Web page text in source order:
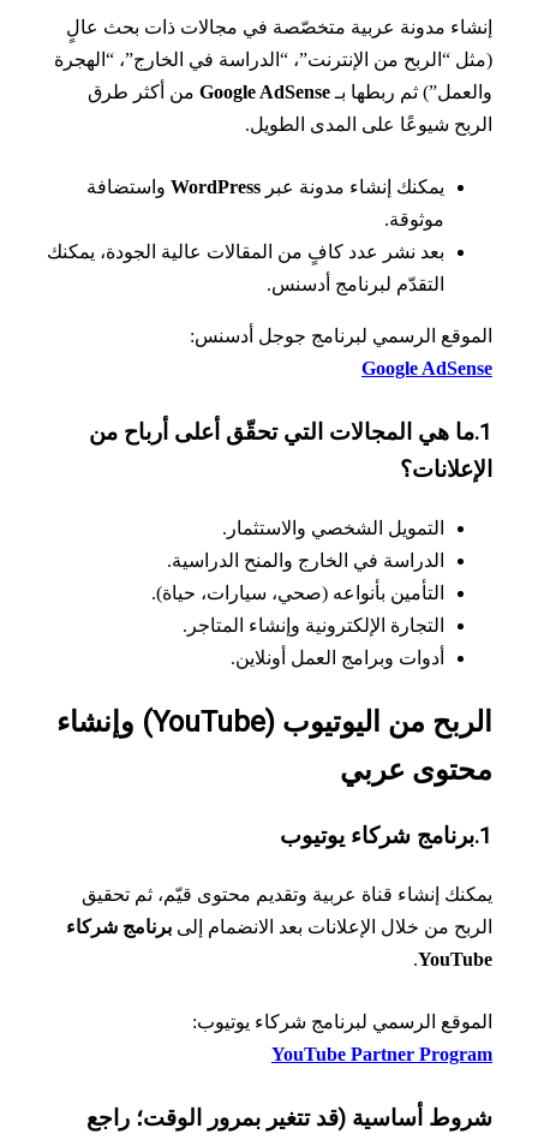
مدونة عربية متخصّصة في مجالات ذات بحث عالٍ
“الربح من الإنترنت”، “الدراسة في الخارج”، “الهجرة
ثم ربطها بـ Google AdSenseمن أكثر طرق
شيوعًا على المدى الطويل.
يمكنك إنشاء مدونة عبرWordPressواستضافة
بعد نشر عدد كافٍ من المقالات عالية الجودة، يمكنك
التقدّم لبرنامج أدسنس.
الرسمي لبرنامج جوجل أدسنس:
Google
هي المجالات التي تحقّق أعلى أرباح من
التمويل الشخصي والاستثمار.
الدراسة في الخارج والمنح الدراسية.
التأمين بأنواعه (صحي، سيارات، حياة).
التجارة الإلكترونية وإنشاء المتاجر.
أدوات وبرامج العمل أونلاين.
الربح من اليوتيوب (YouTube) وإنشاء
عربي
إنشاء قناة عربية وتقديم محتوى قيّم، ثم تحقيق
من خلال الإعلانات بعد الانضمام إلىبرنامج شركاء
.
الرسمي لبرنامج شركاء يوتيوب:
YouTube Partner
أساسية (قد تتغير بمرور الوقت؛ راجع